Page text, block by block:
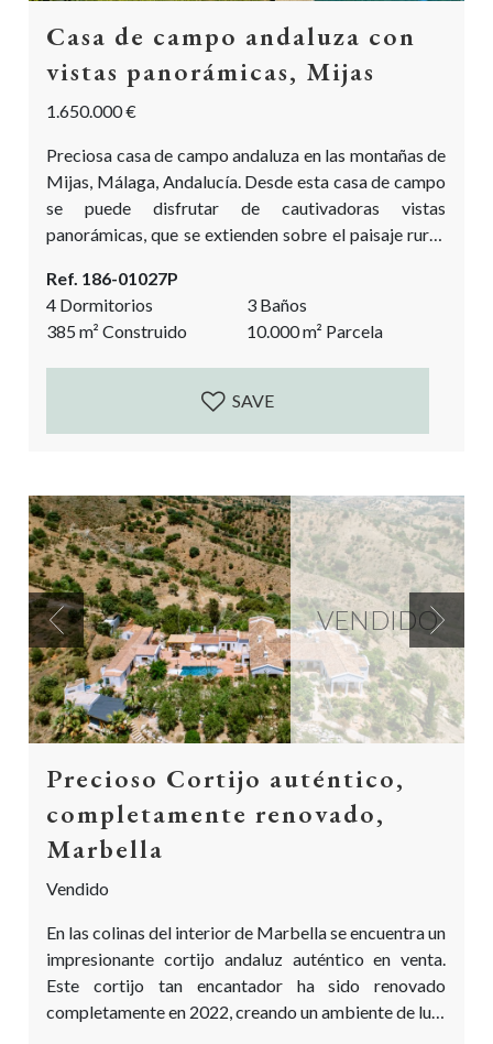
Casa de campo andaluza con
vistas panorámicas, Mijas
1.650.000 €
Preciosa casa de campo andaluza en las montañas de
Mijas, Málaga, Andalucía. Desde esta casa de campo
se puede disfrutar de cautivadoras vistas
panorámicas, que se extienden sobre el paisaje rural,
Mediterráneo. Esta fantástica casa de campo tiene 2
dormitorios en la casa principal y 2 dormitorios
adicionales en el anexo de invitados. Absolutamente
perfecto para proporcionar privacidad a sus
Ref. 186-01027P
4 Dormitorios
3 Baños
385m² Construido 10.000m² Parcela
SAVE
VENDIDO
Previous Next
Precioso Cortijo auténtico,
completamente renovado,
Marbella
Vendido
En las colinas del interior de Marbella se encuentra un
impresionante cortijo andaluz auténtico en venta.
Este cortijo tan encantador ha sido renovado
completamente en 2022, creando un ambiente de lujo